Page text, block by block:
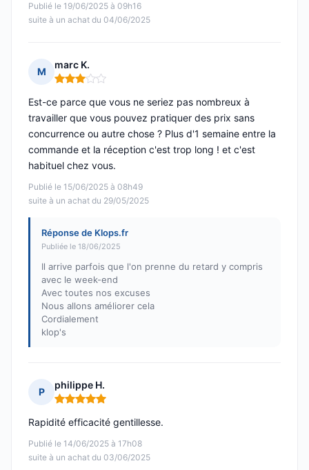
Publié le 19/06/2025 à 09h16
suite à un achat du 04/06/2025
M
marc K.
Note : 3 sur 5
Publié le 15/06/2025 à 08h49
suite à un achat du 29/05/2025
Est-ce parce que vous ne seriez pas nombreux à
travailler que vous pouvez pratiquer des prix sans
concurrence ou autre chose ? Plus d'1 semaine entre la
commande et la réception c'est trop long ! et c'est
habituel chez vous.
Réponse de Klops.fr
Publiée le 18/06/2025
Il arrive parfois que l'on prenne du retard y compris
avec le week-end
Avec toutes nos excuses
Nous allons améliorer cela
Cordialement
klop's
P
philippe H.
Note : 5 sur 5
Publié le 14/06/2025 à 17h08
suite à un achat du 03/06/2025
Rapidité efficacité gentillesse.